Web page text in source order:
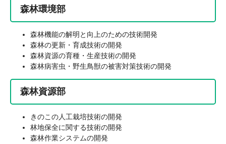
森林環境部
森林機能の解明と向上のための技術開発
森林の更新・育成技術の開発
森林資源の育種・生産技術の開発
森林病害虫・野生鳥獣の被害対策技術の開発
森林資源部
きのこの人工栽培技術の開発
林地保全に関する技術の開発
森林作業システムの開発